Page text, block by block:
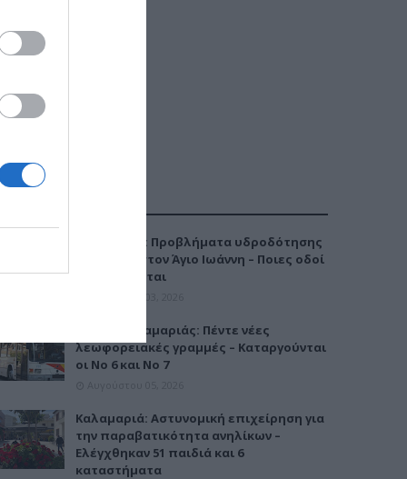
Καλαμαριά: Προβλήματα υδροδότησης
την Τρίτη στον Άγιο Ιωάννη – Ποιες οδοί
επηρεάζονται
Μετρό Καλαμαριάς: Πέντε νέες
λεωφορειακές γραμμές – Καταργούνται
οι Νο 6 και Νο 7
Καλαμαριά: Αστυνομική επιχείρηση για
την παραβατικότητα ανηλίκων –
Ελέγχθηκαν 51 παιδιά και 6
καταστήματα